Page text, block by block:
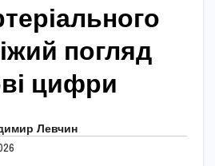
погляд
цифри
Левчин